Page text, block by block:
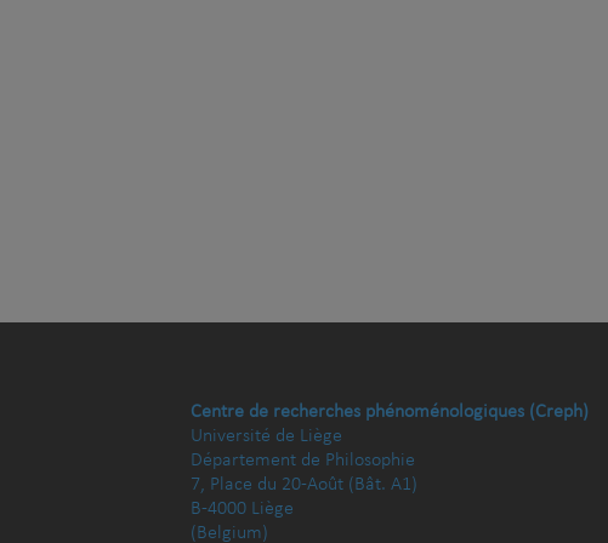
Centre de recherches phénoménologiques (Creph)
Université de Liège
Département de Philosophie
7, Place du 20-Août (Bât. A1)
B-4000 Liège
(Belgium)